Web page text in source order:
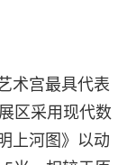
术宫最具代表
区采用现代数
上河图》以动